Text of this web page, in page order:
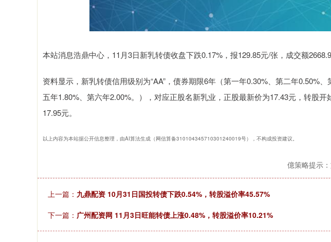
本站消息浩鼎中心，11月3日新乳转债收盘下跌0.17%，报129.85元/张，成交额
资料显示，新乳转债信用级别为“AA”，债券期限6年（第一年0.30%、第二年0.50%
五年1.80%、第六年2.00%。），对应正股名新乳业，正股最新价为17.43元，转股开
17.95元。
以上内容为本站据公开信息整理，由AI算法生成（网信算备310104345710301240019号），不构成投资建议。
億策略提示
上一篇： 九鼎配资 10月31日国投转债下跌0.54%，转股溢价率45.57%
下一篇： 广州配资网 11月3日旺能转债上涨0.48%，转股溢价率10.21%